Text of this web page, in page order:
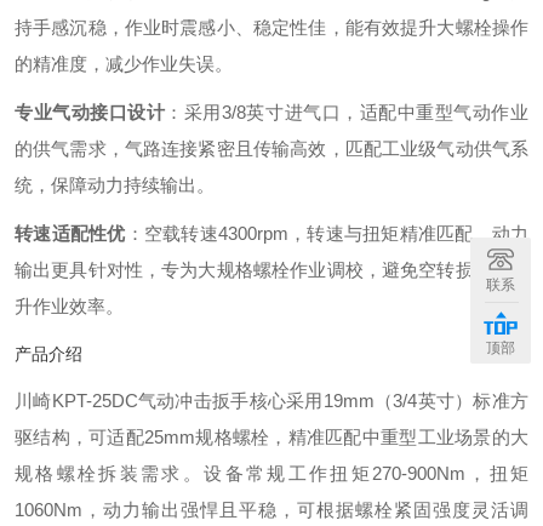
持手感沉稳，作业时震感小、稳定性佳，能有效提升大螺栓操作
的精准度，减少作业失误。
专业气动接口设计 ：采用3/8英寸进气口，适配中重型气动作业
的供气需求，气路连接紧密且传输高效，匹配工业级气动供气系
统，保障动力持续输出。
转速适配性优 ：空载转速4300rpm，转速与扭矩精准匹配，动力
输出更具针对性，专为大规格螺栓作业调校，避免空转损耗，提
升作业效率。
产品介绍
川崎KPT-25DC气动冲击扳手核心采用19mm（3/4英寸）标准方
驱结构，可适配25mm规格螺栓，精准匹配中重型工业场景的大
规格螺栓拆装需求。设备常规工作扭矩270-900Nm，扭矩
1060Nm，动力输出强悍且平稳，可根据螺栓紧固强度灵活调
联系
顶部